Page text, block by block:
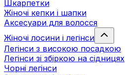
Шкарпетки
Жіночі кепки і шапки
Аксесуари для волосся
Жіночі лосини і легінси
Легінси з високою посадкою
Легінси зі збіркою на сідницях
Чорні легінси